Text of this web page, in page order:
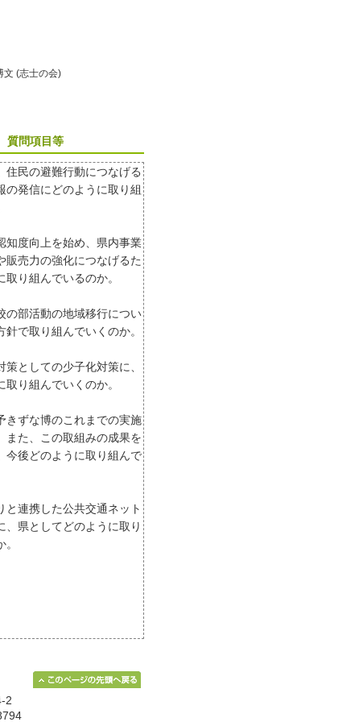
(志士の会)
質問項目等
民の避難行動につなげる
の発信にどのように取り組
度向上を始め、県内事業
販売力の強化につなげるた
取り組んでいるのか。
部活動の地域移行につい
針で取り組んでいくのか。
としての少子化対策に、
取り組んでいくのか。
ずな博のこれまでの実施
また、この取組みの成果を
今後どのように取り組んで
連携した公共交通ネット
、県としてどのように取り
2